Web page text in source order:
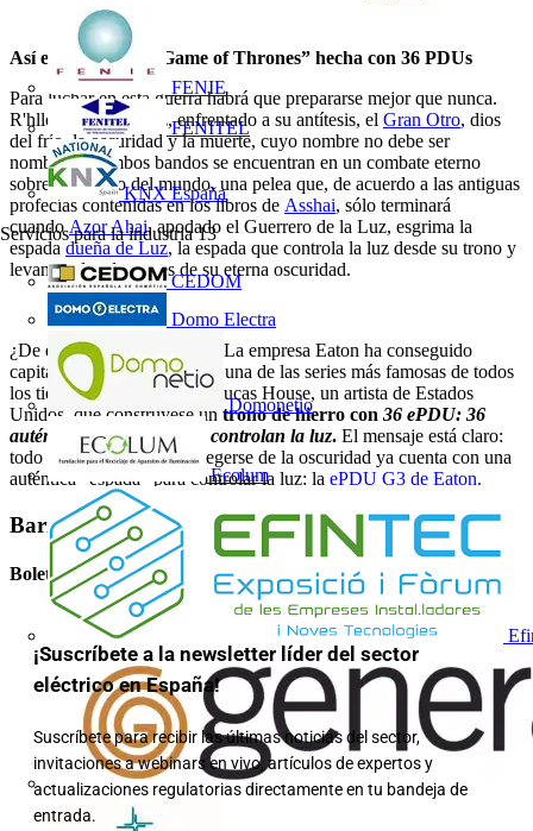
FENIE
FENITEL
KNX España
Servicios para la industria 13
CEDOM
Domo Electra
Domonetio
Ecolum
Así es el trono de “Game of Thrones” hecha con 36 PDUs
Para luchar en esta guerra habrá que prepararse mejor que nunca.
R'hllor, dios de la luz, enfrentado a su antítesis, el Gran Otro, dios
del frío, la oscuridad y la muerte, cuyo nombre no debe ser
nombrado. Ambos bandos se encuentran en un combate eterno
sobre el destino del mundo, una pelea que, de acuerdo a las antiguas
profecías contenidas en los libros de Asshai, sólo terminará
cuandoAzor Ahai, apodado el Guerrero de la Luz, esgrima la
espada dueña de Luz, la espada que controla la luz desde su trono y
levante a los dragones de su eterna oscuridad.
¿De qué estamos hablando? La empresa Eaton ha conseguido
capitalizar la popularidad de una de las series más famosas de todos
los tiempos tras encargara Lucas House, un artista de Estados
Unidos, que construyese un trono de hierro con 36 ePDU: 36
auténticas “espadas” que controlan la luz. El mensaje está claro:
todo aquel que quiera protegerse de la oscuridad ya cuenta con una
auténtica “espada” para controlar la luz: la ePDU G3 de Eaton.
Barra lateral
Boletín informativo
¡Suscríbete a la newsletter líder del sector
eléctrico en España!
Suscríbete para recibir las últimas noticias del sector,
invitaciones a webinars en vivo, artículos de expertos y
actualizaciones regulatorias directamente en tu bandeja de
entrada.